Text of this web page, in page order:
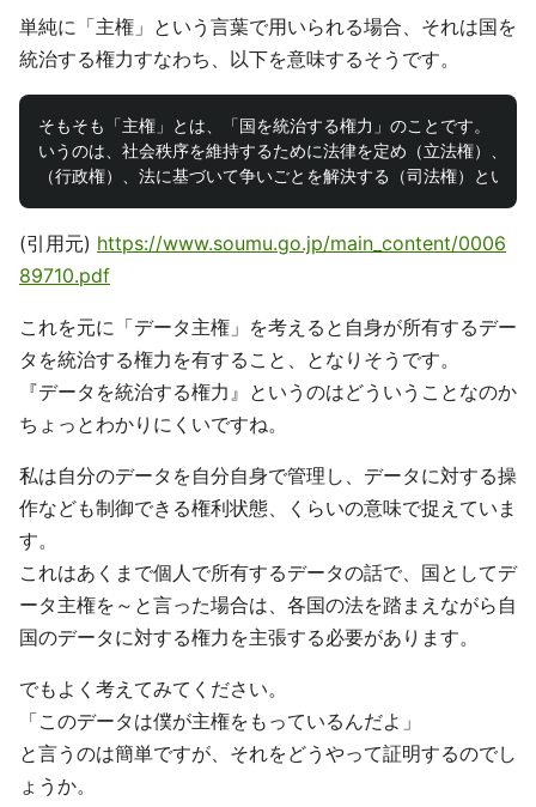
単純に「主権」という言葉で用いられる場合、それは国を
統治する権力すなわち、以下を意味するそうです。
そもそも「主権」とは、「国を統治する権力」のことです。「国
いうのは、社会秩序を維持するために法律を定め（立法権）、定
(引用元) https://www.soumu.go.jp/main_content/0006
89710.pdf
これを元に「データ主権」を考えると自身が所有するデー
タを統治する権力を有すること、となりそうです。
『データを統治する権力』というのはどういうことなのか
ちょっとわかりにくいですね。
私は自分のデータを自分自身で管理し、データに対する操
作なども制御できる権利状態、くらいの意味で捉えていま
す。
これはあくまで個人で所有するデータの話で、国としてデ
ータ主権を～と言った場合は、各国の法を踏まえながら自
国のデータに対する権力を主張する必要があります。
でもよく考えてみてください。
「このデータは僕が主権をもっているんだよ」
と言うのは簡単ですが、それをどうやって証明するのでし
ょうか。